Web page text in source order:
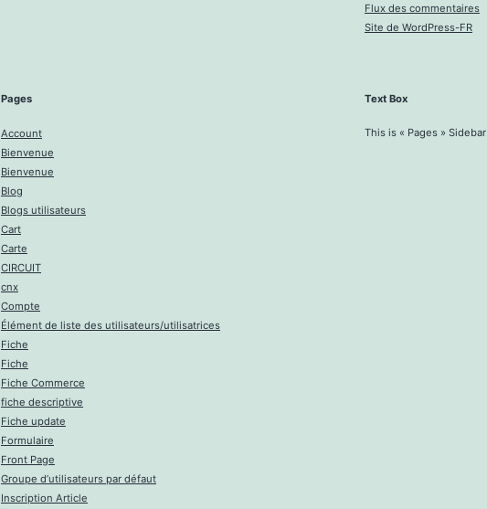
Flux des commentaires
Site de WordPress-FR
Pages
Account
Bienvenue
Bienvenue
Blog
Blogs utilisateurs
Cart
Carte
CIRCUIT
cnx
Compte
Élément de liste des utilisateurs/utilisatrices
Fiche
Fiche
Fiche Commerce
fiche descriptive
Fiche update
Formulaire
Front Page
Groupe d’utilisateurs par défaut
Inscription Article
Text Box
This is « Pages » Sidebar